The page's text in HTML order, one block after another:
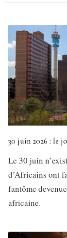
30 juin 2026 : le
Le 30 juin
d’Africains ont
fantôme
africaine.